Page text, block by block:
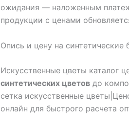
ожидания — наложенным
продукции с ценами
Опись и цену на синтетические
Искусственные цветы каталог
синтетических цветов до
сетка искусственные
онлайн для быстрого расчета